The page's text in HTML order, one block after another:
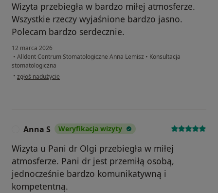
Wizyta przebiegła w bardzo miłej atmosferze.
Wszystkie rzeczy wyjaśnione bardzo jasno.
Polecam bardzo serdecznie.
12 marca 2026
• Alldent Centrum Stomatologiczne Anna Lemisz • Konsultacja
stomatologiczna
• w opinii użytkownika RM
zgłoś nadużycie
Anna S Weryfikacja wizyty
Wizyta u Pani dr Olgi przebiegła w miłej
atmosferze. Pani dr jest przemiłą osobą,
jednocześnie bardzo komunikatywną i
kompetentną.